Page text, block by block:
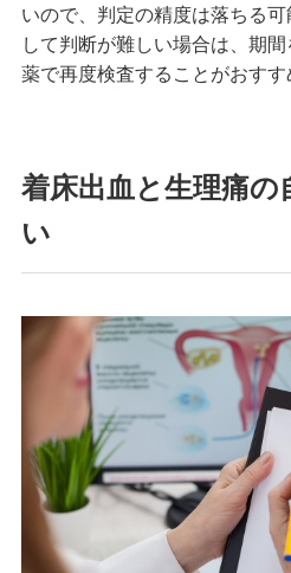
いので、判定の精度は落ちる
して判断が難しい場合は、期
薬で再度検査することがおすす
着床出血と生理痛の
い